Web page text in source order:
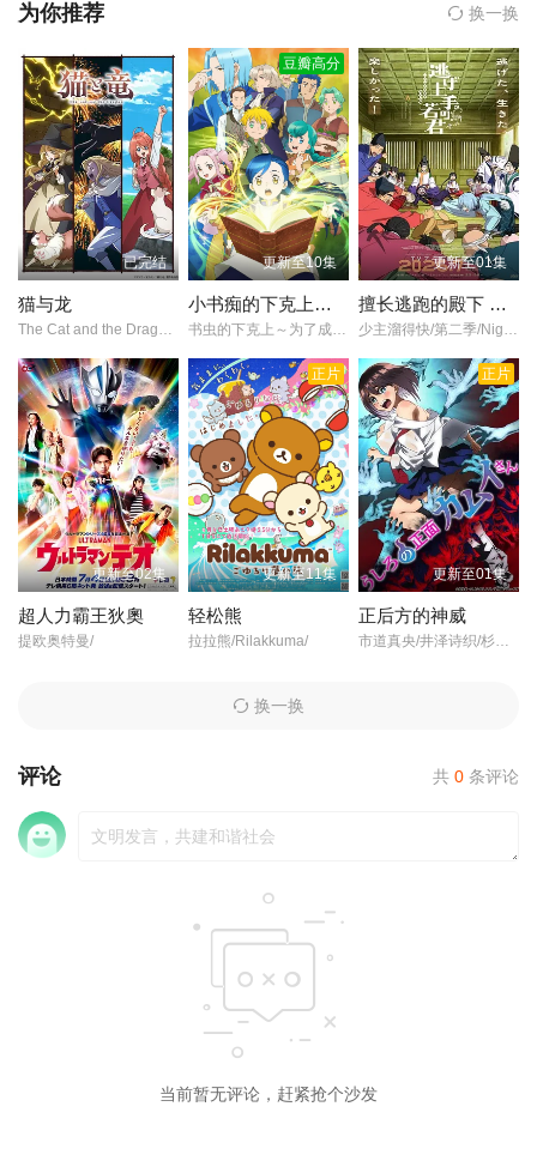
为你推荐 换一换
已完结
猫与龙
The Cat and the Dragon/Neko to Ryuu/
豆瓣高分
更新至10集
小书痴的下克上：为了成为图书管理员不择手段！第四季
书虫的下克上～为了成为图书管理员而不择手段～/
更新至01集
擅长逃跑的殿下 第二季
少主溜得快/第二季/Nige Jouzu no Wakagimi Season 2/The Elusive Samurai Season 2/
更新至02集
超人力霸王狄奧
提欧奥特曼/
正片
更新至11集
轻松熊
拉拉熊/Rilakkuma/
正片
更新至01集
正后方的神威
市道真央/井泽诗织/杉田智和/相坂优歌/碧乃梨心/
换一换
评论 共 0 条评论
当前暂无评论，赶紧抢个沙发